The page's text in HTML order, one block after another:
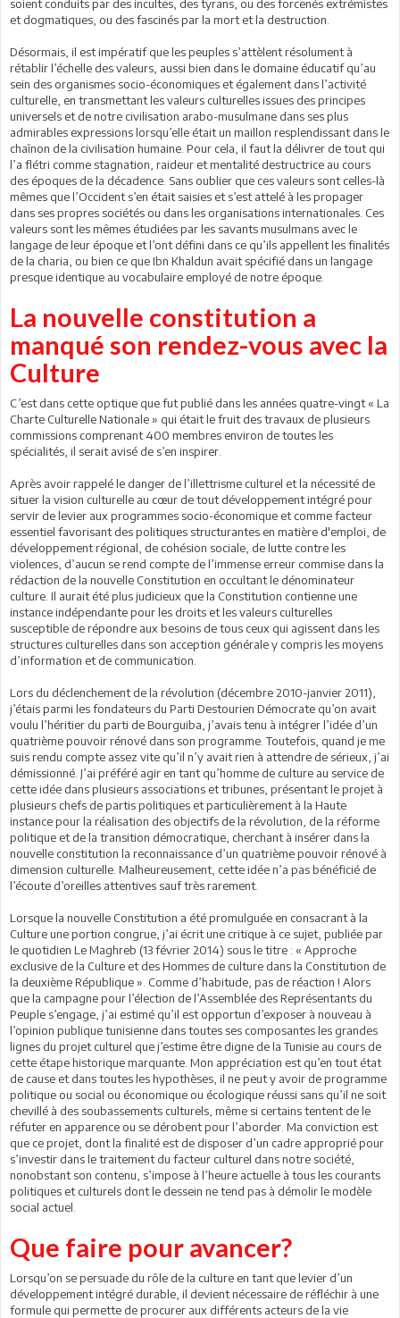
soient conduits par des incultes, des tyrans, ou des forcenés extrémistes
et dogmatiques, ou des fascinés par la mort et la destruction.
Désormais, il est impératif que les peuples s’attèlent résolument à
rétablir l’échelle des valeurs, aussi bien dans le domaine éducatif qu’au
sein des organismes socio-économiques et également dans l’activité
culturelle, en transmettant les valeurs culturelles issues des principes
universels et de notre civilisation arabo-musulmane dans ses plus
admirables expressions lorsqu’elle était un maillon resplendissant dans le
chaînon de la civilisation humaine. Pour cela, il faut la délivrer de tout qui
l’a flétri comme stagnation, raideur et mentalité destructrice au cours
des époques de la décadence. Sans oublier que ces valeurs sont celles-là
mêmes que l’Occident s’en était saisies et s’est attelé à les propager
dans ses propres sociétés ou dans les organisations internationales. Ces
valeurs sont les mêmes étudiées par les savants musulmans avec le
langage de leur époque et l’ont défini dans ce qu’ils appellent les finalités
de la charia, ou bien ce que Ibn Khaldun avait spécifié dans un langage
presque identique au vocabulaire employé de notre époque.
La nouvelle constitution a
manqué son rendez-vous avec la
Culture
C’est dans cette optique que fut publié dans les années quatre-vingt « La
Charte Culturelle Nationale » qui était le fruit des travaux de plusieurs
commissions comprenant 400 membres environ de toutes les
spécialités, il serait avisé de s’en inspirer.
Après avoir rappelé le danger de l’illettrisme culturel et la nécessité de
situer la vision culturelle au cœur de tout développement intégré pour
servir de levier aux programmes socio-économique et comme facteur
essentiel favorisant des politiques structurantes en matière d'emploi, de
développement régional, de cohésion sociale, de lutte contre les
violences, d’aucun se rend compte de l’immense erreur commise dans la
rédaction de la nouvelle Constitution en occultant le dénominateur
culture. Il aurait été plus judicieux que la Constitution contienne une
instance indépendante pour les droits et les valeurs culturelles
susceptible de répondre aux besoins de tous ceux qui agissent dans les
structures culturelles dans son acception générale y compris les moyens
d’information et de communication.
Lors du déclenchement de la révolution (décembre 2010-janvier 2011),
j’étais parmi les fondateurs du Parti Destourien Démocrate qu’on avait
voulu l’héritier du parti de Bourguiba, j’avais tenu à intégrer l’idée d’un
quatrième pouvoir rénové dans son programme. Toutefois, quand je me
suis rendu compte assez vite qu’il n’y avait rien à attendre de sérieux, j’ai
démissionné. J’ai préféré agir en tant qu’homme de culture au service de
cette idée dans plusieurs associations et tribunes, présentant le projet à
plusieurs chefs de partis politiques et particulièrement à la Haute
instance pour la réalisation des objectifs de la révolution, de la réforme
politique et de la transition démocratique, cherchant à insérer dans la
nouvelle constitution la reconnaissance d’un quatrième pouvoir rénové à
dimension culturelle. Malheureusement, cette idée n’a pas bénéficié de
l’écoute d’oreilles attentives sauf très rarement.
Lorsque la nouvelle Constitution a été promulguée en consacrant à la
Culture une portion congrue, j’ai écrit une critique à ce sujet, publiée par
le quotidien Le Maghreb (13 février 2014) sous le titre : « Approche
exclusive de la Culture et des Hommes de culture dans la Constitution de
la deuxième République ». Comme d’habitude, pas de réaction ! Alors
que la campagne pour l’élection de l’Assemblée des Représentants du
Peuple s’engage, j’ai estimé qu’il est opportun d’exposer à nouveau à
l’opinion publique tunisienne dans toutes ses composantes les grandes
lignes du projet culturel que j’estime être digne de la Tunisie au cours de
cette étape historique marquante. Mon appréciation est qu’en tout état
de cause et dans toutes les hypothèses, il ne peut y avoir de programme
politique ou social ou économique ou écologique réussi sans qu’il ne soit
chevillé à des soubassements culturels, même si certains tentent de le
réfuter en apparence ou se dérobent pour l’aborder. Ma conviction est
que ce projet, dont la finalité est de disposer d’un cadre approprié pour
s’investir dans le traitement du facteur culturel dans notre société,
nonobstant son contenu, s’impose à l’heure actuelle à tous les courants
politiques et culturels dont le dessein ne tend pas à démolir le modèle
social actuel.
Que faire pour avancer?
Lorsqu’on se persuade du rôle de la culture en tant que levier d’un
développement intégré durable, il devient nécessaire de réfléchir à une
formule qui permette de procurer aux différents acteurs de la vie